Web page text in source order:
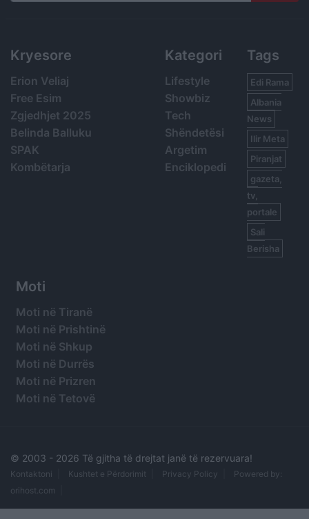
Search
Kryesore
Erion Veliaj
Free Esim
Zgjedhjet 2025
Belinda Balluku
SPAK
Kombëtarja
Kategori
Lifestyle
Showbiz
Tech
Shëndetësi
Argetim
Enciklopedi
Tags
Edi Rama
Albania
News
Ilir Meta
Piranjat
gazeta,
tv,
portale
Sali
Berisha
Moti
Moti në Tiranë
Moti në Prishtinë
Moti në Shkup
Moti në Durrës
Moti në Prizren
Moti në Tetovë
© 2003 - 2026 Të gjitha të drejtat janë të rezervuara!
Kontaktoni Kushtet e Përdorimit Privacy Policy
Powered by:
orihost.com